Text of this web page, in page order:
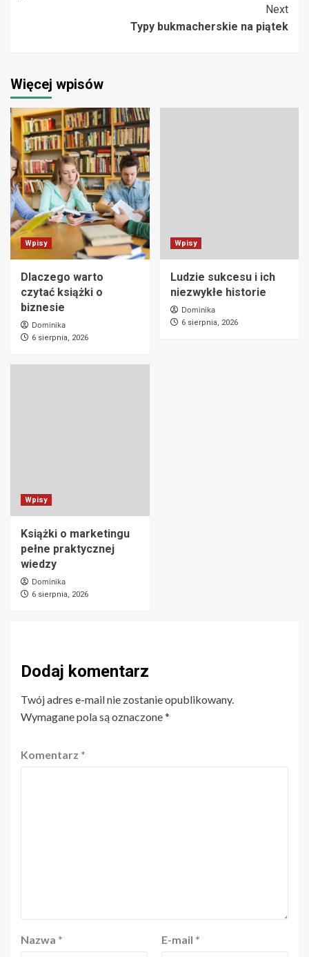
Next
Typy bukmacherskie na piątek
Więcej wpisów
Wpisy
Dlaczego warto
czytać książki o
biznesie
Dominika
6 sierpnia, 2026
Wpisy
Ludzie sukcesu i ich
niezwykłe historie
Dominika
6 sierpnia, 2026
Wpisy
Książki o marketingu
pełne praktycznej
wiedzy
Dominika
6 sierpnia, 2026
Dodaj komentarz
Twój adres e-mail nie zostanie opublikowany.
Wymagane pola są oznaczone*
Komentarz *
Nazwa * E-mail *